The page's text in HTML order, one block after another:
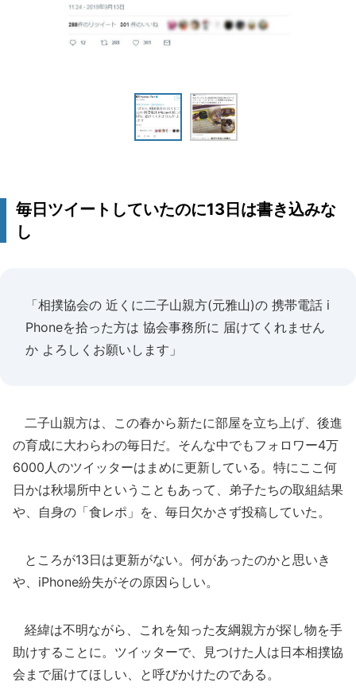
毎日ツイートしていたのに13日は書き込みな
し
「相撲協会の 近くに二子山親方(元雅山)の 携帯電話 i
Phoneを拾った方は 協会事務所に 届けてくれません
か よろしくお願いします」
二子山親方は、この春から新たに部屋を立ち上げ、後進
の育成に大わらわの毎日だ。そんな中でもフォロワー4万
6000人のツイッターはまめに更新している。特にここ何
日かは秋場所中ということもあって、弟子たちの取組結果
や、自身の「食レポ」を、毎日欠かさず投稿していた。
ところが13日は更新がない。何があったのかと思いき
や、iPhone紛失がその原因らしい。
経緯は不明ながら、これを知った友綱親方が探し物を手
助けすることに。ツイッターで、見つけた人は日本相撲協
会まで届けてほしい、と呼びかけたのである。